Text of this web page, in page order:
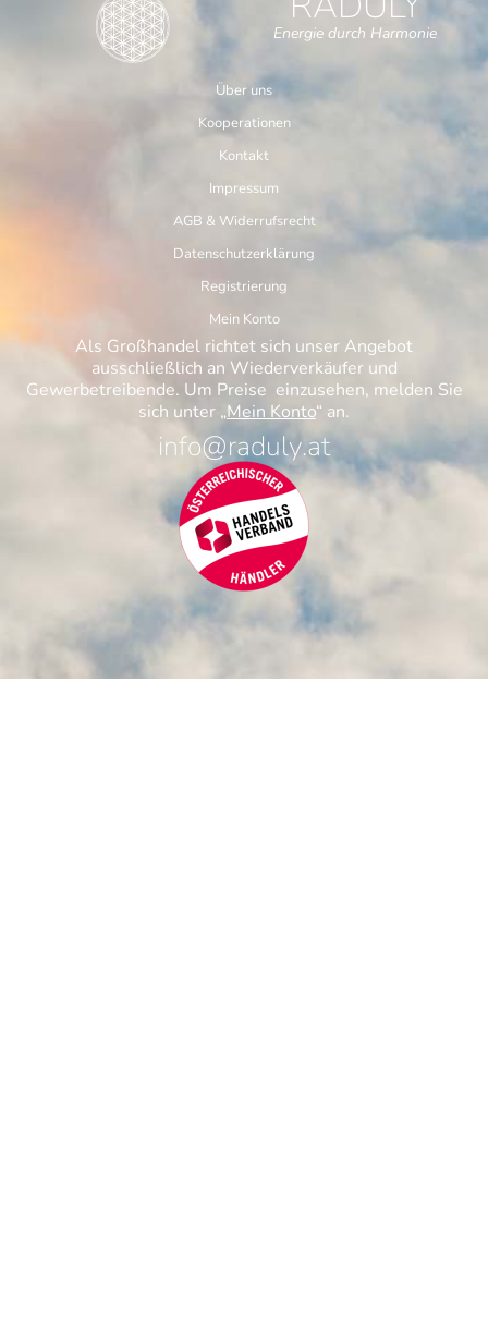
Energie durch Harmonie
Über uns
Kooperationen
Kontakt
Impressum
AGB & Widerrufsrecht
Datenschutzerklärung
Registrierung
Mein Konto
Als Großhandel richtet sich unser Angebot
ausschließlich an Wiederverkäufer und
Gewerbetreibende. Um Preise einzusehen, melden Sie
sich unter „Mein Konto“ an.
info@raduly.at